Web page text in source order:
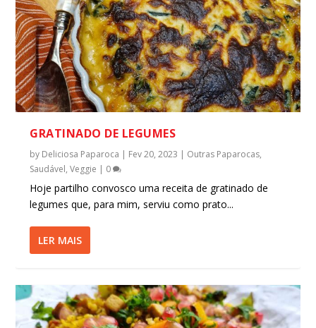
GRATINADO DE LEGUMES
by Deliciosa Paparoca | Fev 20, 2023 | Outras Paparocas,
Saudável,Veggie | 0
Hoje partilho convosco uma receita de gratinado de
legumes que, para mim, serviu como prato...
LER MAIS